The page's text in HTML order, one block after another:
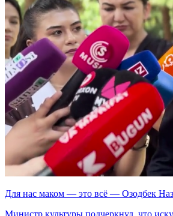
Для нас маком — это всё — Озодбек